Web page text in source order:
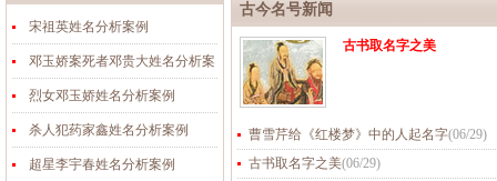
宋祖英姓名分析案例
邓玉娇案死者邓贵大姓名分析案
烈女邓玉娇姓名分析案例
杀人犯药家鑫姓名分析案例
超星李宇春姓名分析案例
古今名号新闻
古书取名字之美
曹雪芹给《红楼梦》中的人起名字(06/29)
古书取名字之美(06/29)